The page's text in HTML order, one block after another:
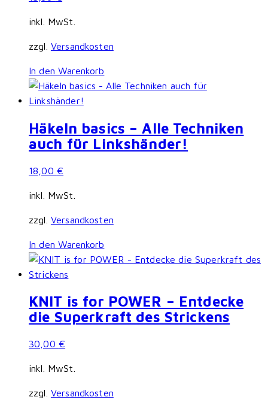
inkl. MwSt.
zzgl. Versandkosten
In den Warenkorb
Häkeln basics – Alle Techniken
auch für Linkshänder!
18,00 €
inkl. MwSt.
zzgl. Versandkosten
In den Warenkorb
KNIT is for POWER – Entdecke
die Superkraft des Strickens
30,00 €
inkl. MwSt.
zzgl. Versandkosten